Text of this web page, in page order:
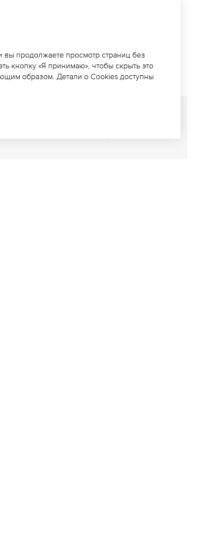
продолжаете просмотр страниц без
кнопку «Я принимаю», чтобы скрыть это
образом. Детали о Cookies доступны